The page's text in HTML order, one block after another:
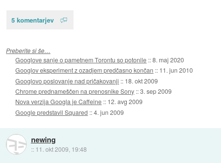
5 komentarjev
Preberite si še…
Googlove sanje o pametnem Torontu so potonile ::8. maj 2020
Googlov eksperiment z ozadjem predčasno končan :: 11. jun 2010
Googlovo poslovanje nad pričakovanji :: 18. okt 2009
Chrome prednameščen na prenosnike Sony ::3. sep 2009
Nova verzija Googla je Caffeine :: 12. avg 2009
Google predstavil Squared ::4. jun 2009
newing
:: 11. okt 2009, 19:48